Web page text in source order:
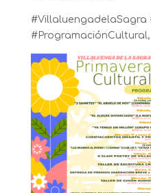
#VillaluengadelaSagra